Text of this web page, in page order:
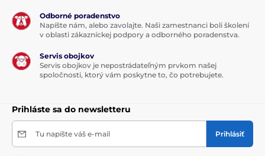
Odborné poradenstvo
Napíšte nám, alebo zavolajte. Naši zamestnanci boli školení
v oblasti zákazníckej podpory a odborného poradenstva.
Servis obojkov
Servis obojkov je nepostrádateľným prvkom našej
spoločnosti, ktorý vám poskytne to, čo potrebujete.
Prihláste sa do newsletteru
Tu napíšte váš e-mail Prihlásiť